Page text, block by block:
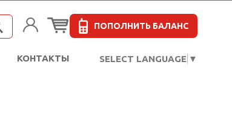
ПОПОЛНИТЬ БАЛАНС
КОНТАКТЫ SELECT LANGUAGE ▼